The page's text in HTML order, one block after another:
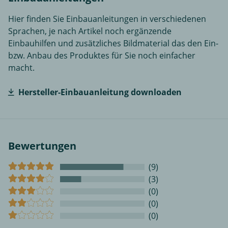
Hier finden Sie Einbauanleitungen in verschiedenen
Sprachen, je nach Artikel noch ergänzende
Einbauhilfen und zusätzliches Bildmaterial das den Ein-
bzw. Anbau des Produktes für Sie noch einfacher
macht.
Hersteller-Einbauanleitung downloaden
Bewertungen
(9)
(3)
(0)
(0)
(0)